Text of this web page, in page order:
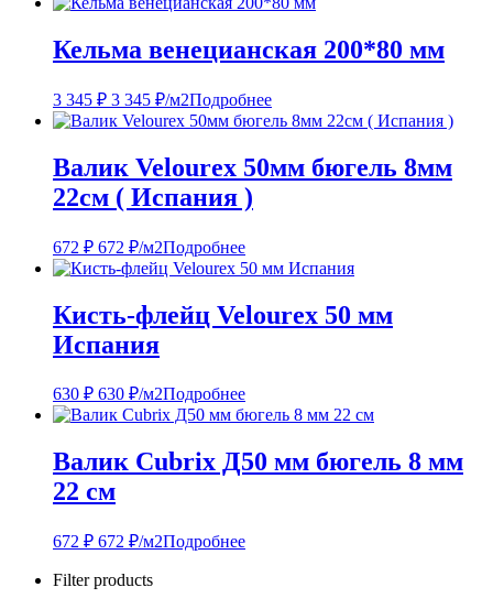
Кельма венецианская 200*80 мм
3 345 ₽ 3 345 ₽/м2Подробнее
Валик Velourex 50мм бюгель 8мм
22см ( Испания )
672 ₽ 672 ₽/м2Подробнее
Кисть-флейц Velourex 50 мм
Испания
630 ₽ 630 ₽/м2Подробнее
Валик Cubrix Д50 мм бюгель 8 мм
22 см
672 ₽ 672 ₽/м2Подробнее
Filter products